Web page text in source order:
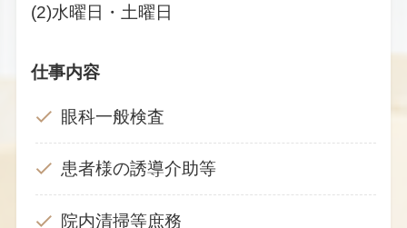
(2)水曜日・土曜日
仕事内容
眼科一般検査
患者様の誘導介助等
院内清掃等庶務